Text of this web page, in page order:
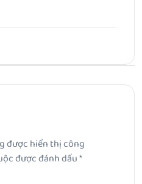
không và lời giải đáp từ
Bài Tiếp Theo
nhân, dấu hiệu, cách
được hiển thị công
được đánh dấu*